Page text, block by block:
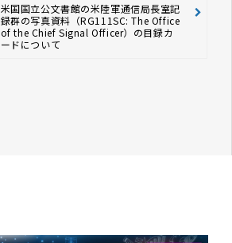
米国国立公文書館の米陸軍通信局長室記
録群の写真資料（RG111SC: The Office
of the Chief Signal Officer）の目録カ
ードについて